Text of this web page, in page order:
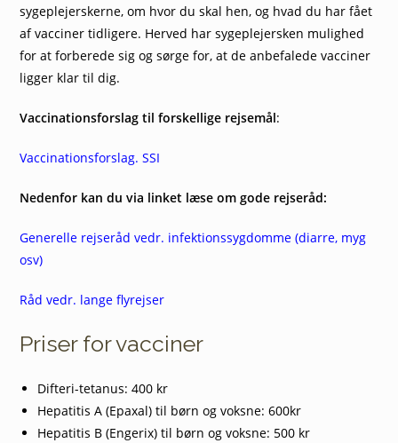
sygeplejerskerne, om hvor du skal hen, og hvad du har fået
af vacciner tidligere. Herved har sygeplejersken mulighed
for at forberede sig og sørge for, at de anbefalede vacciner
ligger klar til dig.
Vaccinationsforslag til forskellige rejsemål:
Vaccinationsforslag. SSI
Nedenfor kan du via linket læse om gode rejseråd:
Generelle rejseråd vedr. infektionssygdomme (diarre, myg
osv)
Råd vedr. lange flyrejser
Priser for vacciner
Difteri-tetanus: 400 kr
Hepatitis A (Epaxal) til børn og voksne: 600kr
Hepatitis B (Engerix) til børn og voksne: 500 kr